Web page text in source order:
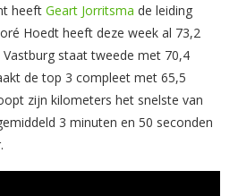
heeft Geart Jorritsma de leiding
Hoedt heeft deze week al 73,2
Vastburg staat tweede met 70,4
de top 3 compleet met 65,5
zijn kilometers het snelste van
3 minuten en 50 seconden